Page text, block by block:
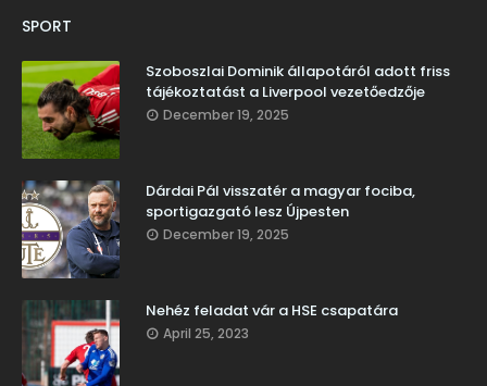
SPORT
Szoboszlai Dominik állapotáról adott friss
tájékoztatást a Liverpool vezetőedzője
December 19, 2025
Dárdai Pál visszatér a magyar fociba,
sportigazgató lesz Újpesten
December 19, 2025
Nehéz feladat vár a HSE csapatára
April 25, 2023